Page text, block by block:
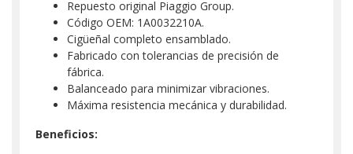
Repuesto original Piaggio Group.
Código OEM: 1A0032210A.
Cigüeñal completo ensamblado.
Fabricado con tolerancias de precisión de
fábrica.
Balanceado para minimizar vibraciones.
Máxima resistencia mecánica y durabilidad.
Beneficios: